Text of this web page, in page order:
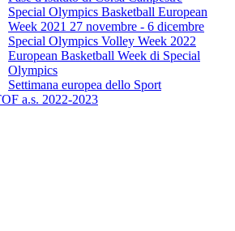
Special Olympics Basketball European
Week 2021 27 novembre - 6 dicembre
Special Olympics Volley Week 2022
European Basketball Week di Special
Olympics
Settimana europea dello Sport
a.s. 2022-2023